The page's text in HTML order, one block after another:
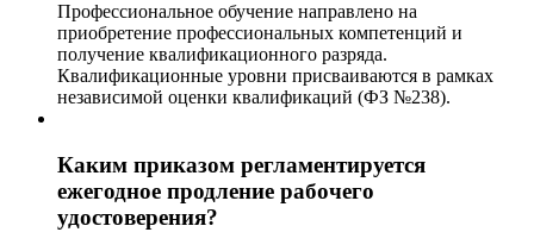
Профессиональное обучение направлено на
приобретение профессиональных компетенций и
получение квалификационного разряда.
Квалификационные уровни присваиваются в рамках
независимой оценки квалификаций (ФЗ №238).
Каким приказом регламентируется
ежегодное продление рабочего
удостоверения?